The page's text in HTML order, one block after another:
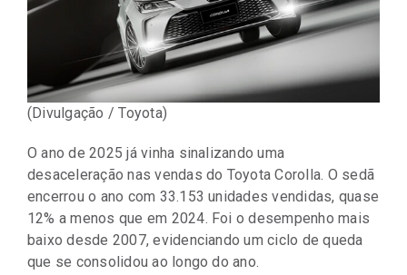
(Divulgação / Toyota)
O ano de 2025 já vinha sinalizando uma
desaceleração nas vendas do Toyota Corolla. O sedã
encerrou o ano com 33.153 unidades vendidas, quase
12% a menos que em 2024. Foi o desempenho mais
baixo desde 2007, evidenciando um ciclo de queda
que se consolidou ao longo do ano.